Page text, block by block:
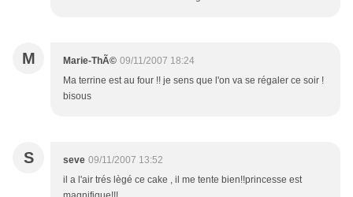
M Marie-ThÃ© 09/11/2007 18:24
Ma terrine est au four !! je sens que l'on va se régaler ce soir !
bisous
S seve 09/11/2007 13:52
il a l'air trés lègé ce cake , il me tente bien!!princesse est